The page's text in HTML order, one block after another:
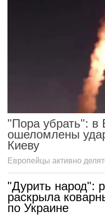
"Пора убрать": в
ошеломлены
Киеву
Европейцы активно
"Дурить народ":
раскрыла
по Украине